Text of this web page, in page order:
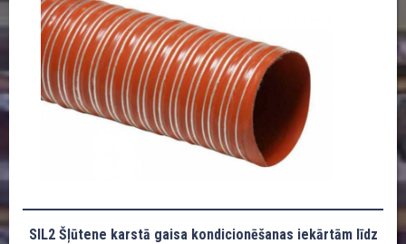
SIL2 Šļūtene karstā gaisa kondicionēšanas iekārtām līdz